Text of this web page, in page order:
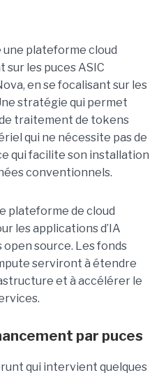
plateforme cloud
les puces ASIC
en se focalisant sur les
stratégie qui permet
traitement de tokens
qui ne nécessite pas de
qui facilite son installation
conventionnels.
plateforme de cloud
les applications d’IA
source. Les fonds
serviront à étendre
et à accélérer le
par puces
qui intervient quelques